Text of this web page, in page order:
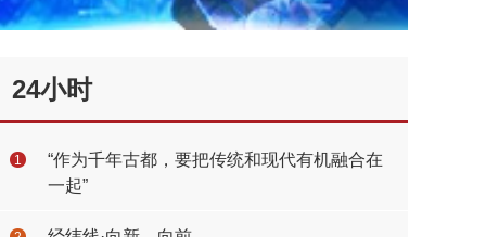
24小时
1
“作为千年古都，要把传统和现代有机融合在
一起”